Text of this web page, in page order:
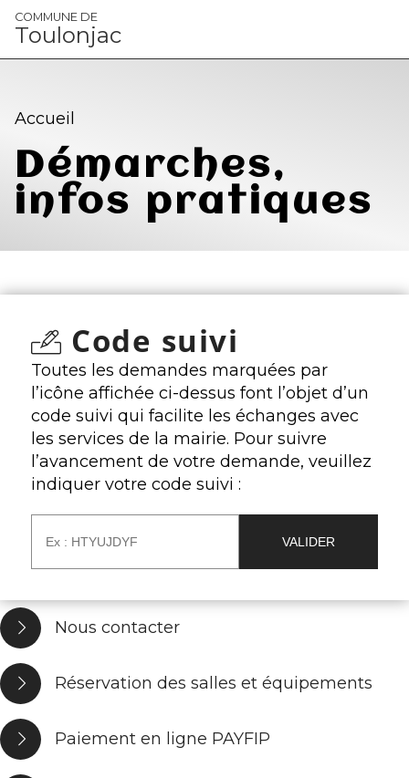
Panneau de gestion des cookies
COMMUNE DE
Toulonjac
Accueil
Démarches,
infos pratiques
Code suivi
Toutes les demandes marquées par
l’icône affichée ci-dessus font l’objet d’un
code suivi qui facilite les échanges avec
les services de la mairie. Pour suivre
l’avancement de votre demande, veuillez
indiquer votre code suivi :
Nous contacter
Réservation des salles et équipements
Paiement en ligne PAYFIP